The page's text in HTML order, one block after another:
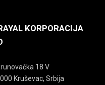
KORPORACIJA
18 V
Kruševac, Srbija